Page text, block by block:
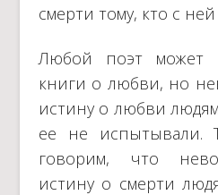
смерти тому, кто с
Любой поэт может
книги о любви, но
истину о любви
ее не испытывали.
говорим, что
истину о смерти